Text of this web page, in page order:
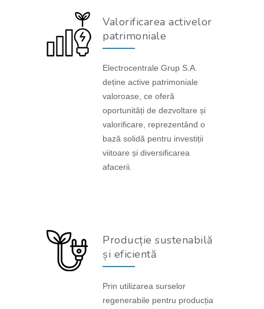
Valorificarea activelor
patrimoniale
Electrocentrale Grup S.A.
deține active patrimoniale
valoroase, ce oferă
oportunități de dezvoltare și
valorificare, reprezentând o
bază solidă pentru investiții
viitoare și diversificarea
afacerii.
Producție sustenabilă
și eficientă
Prin utilizarea surselor
regenerabile pentru producția